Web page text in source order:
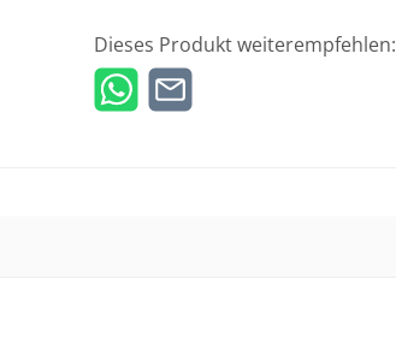
Dieses Produkt weiterempfehlen: